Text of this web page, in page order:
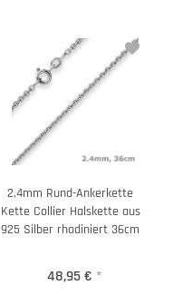
2,4mm Rund-Ankerkette
Kette Collier Halskette aus
925 Silber rhodiniert 36cm
48,95 € *